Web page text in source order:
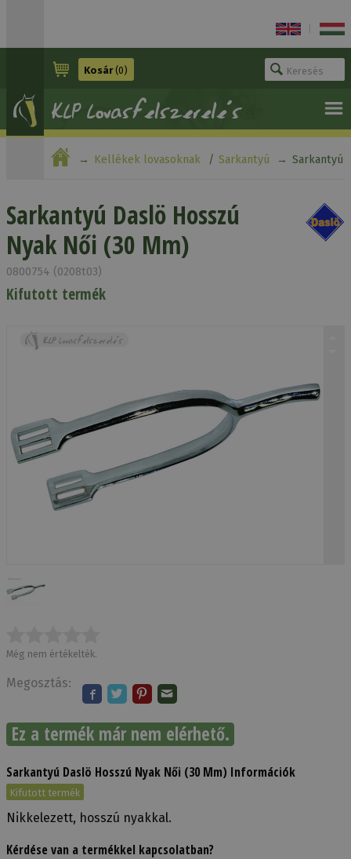
Kosár(0)
Kellékek lovasoknak Sarkantyú Sarkantyú
Sarkantyú Daslö Hosszú
Nyak Női (30 Mm)
0800754 (0208t03)
Kifutott termék
Még nem értékelték.
Megosztás:
Ez a termék már nem elérhető.
Sarkantyú Daslö Hosszú Nyak Női (30 Mm) Információk
Kifutott termék
Nikkelezett, hosszú nyakkal.
Kérdése van a termékkel kapcsolatban?